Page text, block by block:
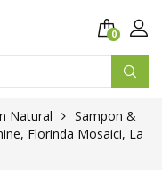
0
Natural
Sampon &
Florinda Mosaici, La